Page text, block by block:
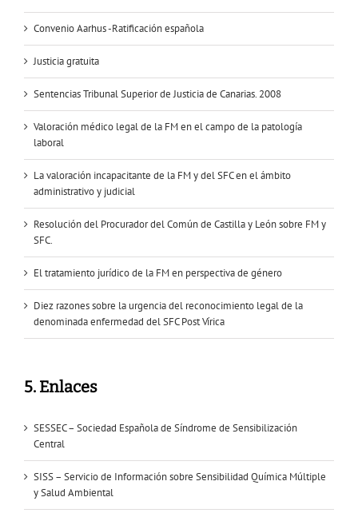
Convenio Aarhus -Ratificación española
Justicia gratuita
Sentencias Tribunal Superior de Justicia de Canarias. 2008
Valoración médico legal de la FM en el campo de la patología
laboral
La valoración incapacitante de la FM y del SFC en el ámbito
administrativo y judicial
Resolución del Procurador del Común de Castilla y León sobre FM y
SFC.
El tratamiento jurídico de la FM en perspectiva de género
Diez razones sobre la urgencia del reconocimiento legal de la
denominada enfermedad del SFC Post Vírica
5. Enlaces
SESSEC – Sociedad Española de Síndrome de Sensibilización
Central
SISS – Servicio de Información sobre Sensibilidad Química Múltiple
y Salud Ambiental